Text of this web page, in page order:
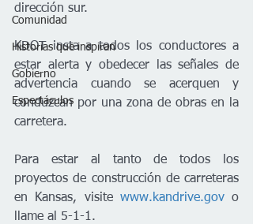
Comunidad
Historias que inspiran
Gobierno
Espectáculos
dirección sur.
KDOT insta a todos los conductores a
estar alerta y obedecer las señales de
advertencia cuando se acerquen y
conduzcan por una zona de obras en la
carretera.
Para estar al tanto de todos los
proyectos de construcción de carreteras
en Kansas, visite www.kandrive.gov o
llame al 5-1-1.